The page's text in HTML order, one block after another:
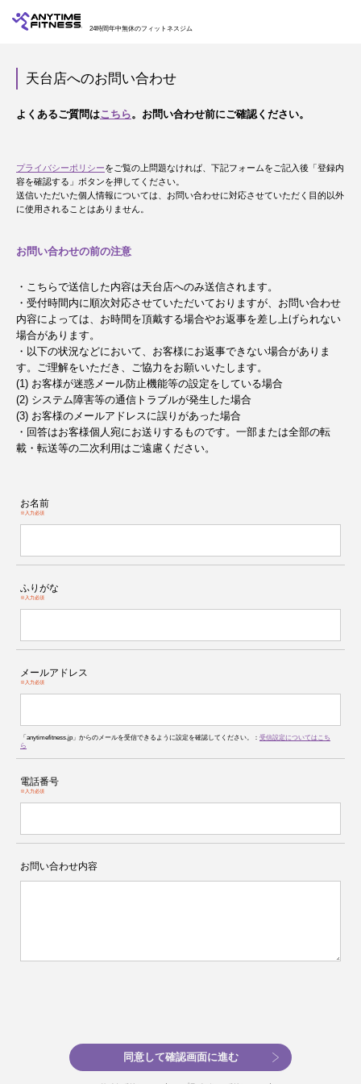
24時間年中無休のフィットネスジム
天台店へのお問い合わせ
よくあるご質問はこちら。お問い合わせ前にご確認ください。
プライバシーポリシーをご覧の上問題なければ、下記フォームをご記入後「登録内
容を確認する」ボタンを押してください。
送信いただいた個人情報については、お問い合わせに対応させていただく目的以外
に使用されることはありません。
お問い合わせの前の注意
・こちらで送信した内容は天台店へのみ送信されます。
・受付時間内に順次対応させていただいておりますが、お問い合わせ
内容によっては、お時間を頂戴する場合やお返事を差し上げられない
場合があります。
・以下の状況などにおいて、お客様にお返事できない場合がありま
す。ご理解をいただき、ご協力をお願いいたします。
(1) お客様が迷惑メール防止機能等の設定をしている場合
(2) システム障害等の通信トラブルが発生した場合
(3) お客様のメールアドレスに誤りがあった場合
・回答はお客様個人宛にお送りするものです。一部または全部の転
載・転送等の二次利用はご遠慮ください。
お名前
※入力必須
ふりがな
※入力必須
メールアドレス
※入力必須
「anytimefitness.jp」からのメールを受信できるように設定を確認してください。： 受信設定についてはこち
ら
電話番号
※入力必須
お問い合わせ内容